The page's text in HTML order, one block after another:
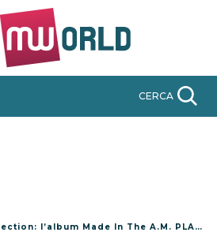
CERCA
l’album Made In The A.M. PLATINO in Italia!